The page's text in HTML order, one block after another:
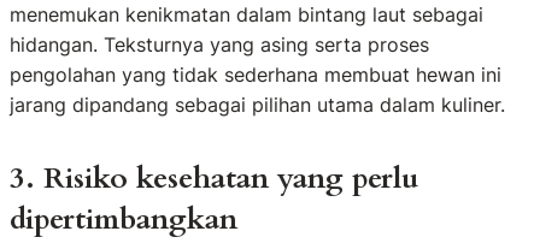
menemukan kenikmatan dalam bintang laut sebagai
hidangan. Teksturnya yang asing serta proses
pengolahan yang tidak sederhana membuat hewan ini
jarang dipandang sebagai pilihan utama dalam kuliner.
3. Risiko kesehatan yang perlu
dipertimbangkan